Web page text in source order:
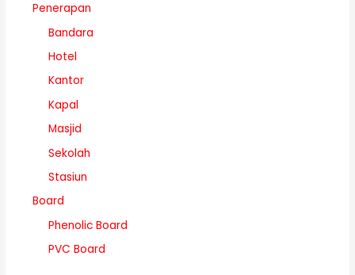
Penerapan
Bandara
Hotel
Kantor
Kapal
Masjid
Sekolah
Stasiun
Board
Phenolic Board
PVC Board